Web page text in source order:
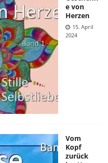
e von
Herzen
15. April
2024
Vom
Kopf
zurück